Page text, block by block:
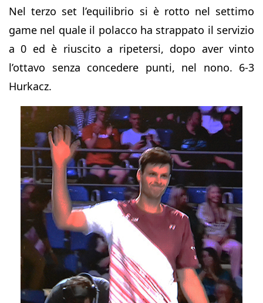
Nel terzo set l’equilibrio si è rotto nel settimo
game nel quale il polacco ha strappato il servizio
a 0 ed è riuscito a ripetersi, dopo aver vinto
l’ottavo senza concedere punti, nel nono. 6-3
Hurkacz.